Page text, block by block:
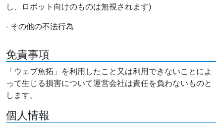
し、ロボット向けのものは無視されます)
- その他の不法行為
免責事項
「ウェブ魚拓」を利用したこと又は利用できないことによ
って生じる損害について運営会社は責任を負わないものと
します。
個人情報